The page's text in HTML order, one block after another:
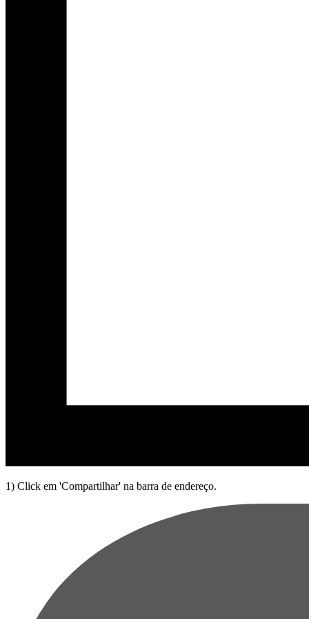
1) Click em 'Compartilhar' na barra de endereço.